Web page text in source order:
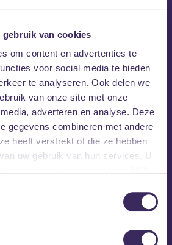
gebruik van cookies
om content en advertenties te
voor social media te bieden
te analyseren. Ook delen we
van onze site met onze
adverteren en analyse. Deze
gegevens combineren met andere
heeft verstrekt of die ze hebben
uw gebruik van hun services. U